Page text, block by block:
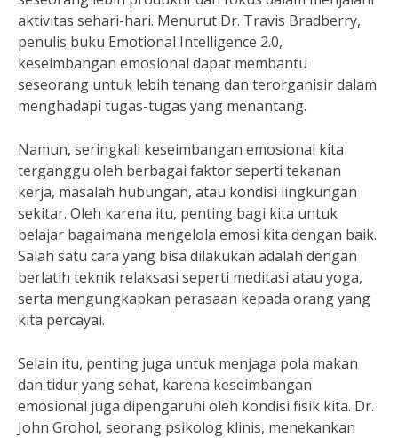
aktivitas sehari-hari. Menurut Dr. Travis Bradberry,
penulis buku Emotional Intelligence 2.0,
keseimbangan emosional dapat membantu
seseorang untuk lebih tenang dan terorganisir dalam
menghadapi tugas-tugas yang menantang.
Namun, seringkali keseimbangan emosional kita
terganggu oleh berbagai faktor seperti tekanan
kerja, masalah hubungan, atau kondisi lingkungan
sekitar. Oleh karena itu, penting bagi kita untuk
belajar bagaimana mengelola emosi kita dengan baik.
Salah satu cara yang bisa dilakukan adalah dengan
berlatih teknik relaksasi seperti meditasi atau yoga,
serta mengungkapkan perasaan kepada orang yang
kita percayai.
Selain itu, penting juga untuk menjaga pola makan
dan tidur yang sehat, karena keseimbangan
emosional juga dipengaruhi oleh kondisi fisik kita. Dr.
John Grohol, seorang psikolog klinis, menekankan